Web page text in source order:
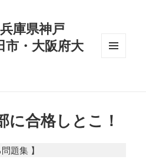
庫県神戸
市・大阪府大
に合格しとこ！
題集 】